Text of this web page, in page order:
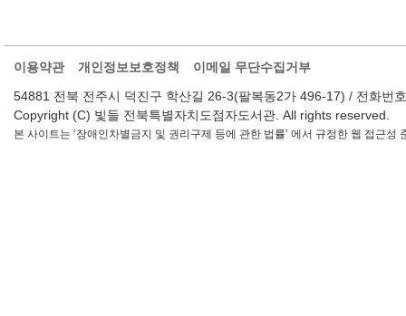
이용약관 개인정보보호정책
이메일 무단수집거부
54881 전북 전주시 덕진구 학산길 26-3(팔복동2가 496-17) / 전화
Copyright (C) 빛들 전북특별자치도점자도서관. All rights reserved.
본 사이트는 ‘장애인차별금지 및 권리구제 등에 관한 법률’ 에서 규정한 웹 접근